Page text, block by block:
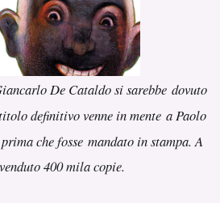
De Cataldo si sarebbe dovuto
definitivo venne in mente a Paolo
che fosse mandato in stampa. A
400 mila copie.